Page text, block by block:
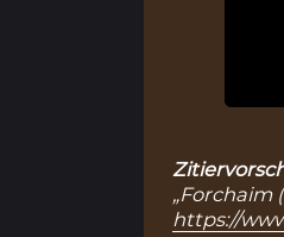
„Forchaim
https://